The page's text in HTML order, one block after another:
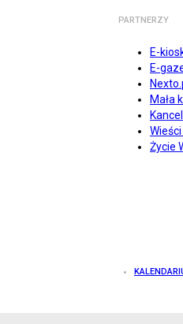
PARTNERZY
E-
E-
Mała
Życie